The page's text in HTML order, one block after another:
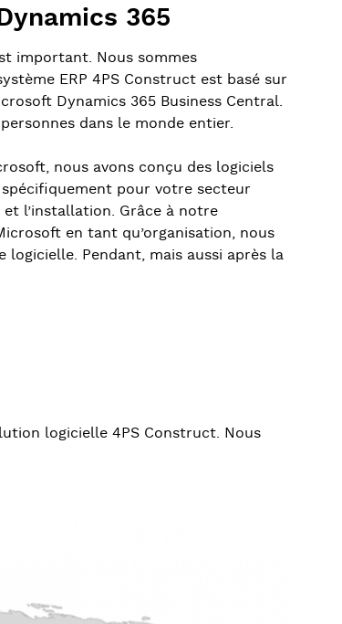
365
important. Nous sommes
ERP 4PS Construct est basé sur
Dynamics 365 Business Central.
dans le monde entier.
nous avons conçu des logiciels
pour votre secteur
l’installation. Grâce à notre
en tant qu’organisation, nous
Pendant, mais aussi après la
logicielle 4PS Construct. Nous